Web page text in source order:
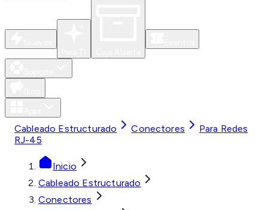
Cableado Estructurado Conectores
Para Redes
RJ-45
Inicio
Cableado Estructurado
Conectores